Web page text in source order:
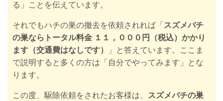
る」ことを伝えています。
それでもハチの巣の撤去を依頼されれば「 スズメバチ
の巣ならトータル料金 １１，０００円（税込）かかり
ます（交通費はなしです）
」と答えています。ここま
で説明すると多くの方は「自分でやってみます」とな
ります。
この度、駆除依頼をされたお客様は、
スズメバチの巣